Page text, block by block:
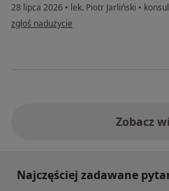
28 lipca 2026 • lek. Piotr Jarliński •
w opinii użytkownika Józef
zgłoś nadużycie
Zobacz
Najczęściej zadawane